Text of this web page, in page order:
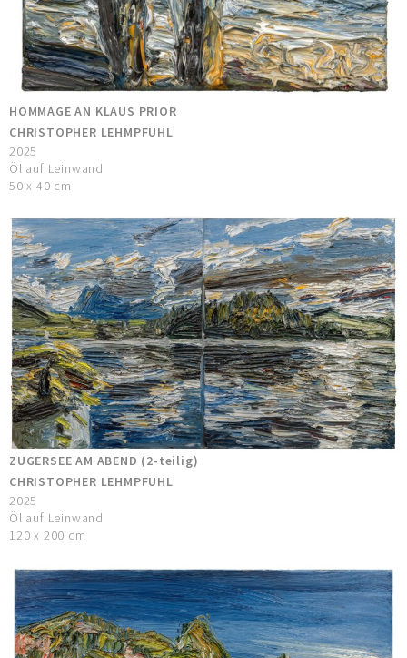
HOMMAGE AN KLAUS PRIOR
CHRISTOPHER LEHMPFUHL
2025
Öl auf Leinwand
50 x 40 cm
ZUGERSEE AM ABEND (2-teilig)
CHRISTOPHER LEHMPFUHL
2025
Öl auf Leinwand
120 x 200 cm